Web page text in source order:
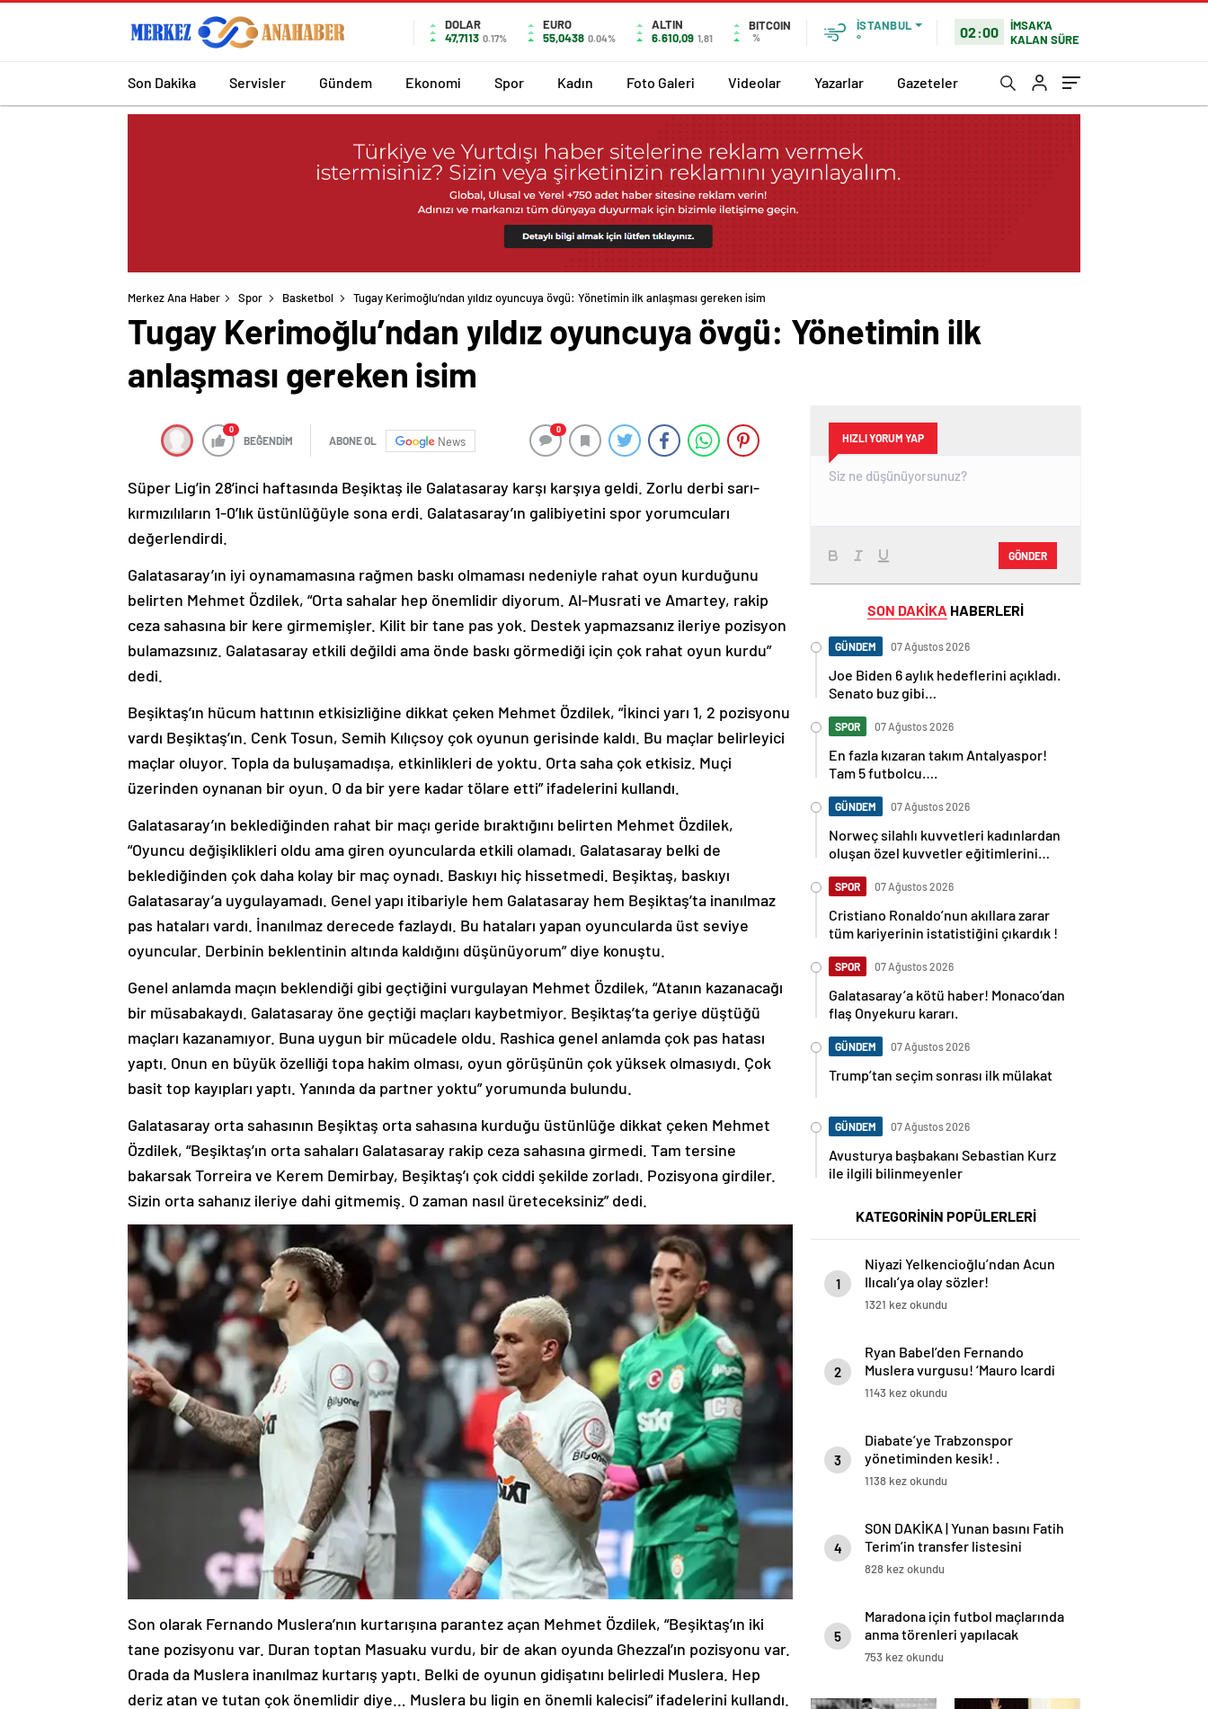
DOLAR
47,7113 0.17%
EURO
55,0438 0.04%
ALTIN
6.610,09 1,81
BITCOIN
%
İSTANBUL
°
02:00
İMSAK'A
KALAN SÜRE
Son Dakika Servisler Gündem Ekonomi Spor Kadın Foto Galeri Videolar Yazarlar Gazeteler
Merkez Ana Haber Spor Basketbol Tugay Kerimoğlu’ndan yıldız oyuncuya övgü: Yönetimin ilk anlaşması gereken isim
Tugay Kerimoğlu’ndan yıldız oyuncuya övgü: Yönetimin ilk
anlaşması gereken isim
0
BEĞENDİM ABONE OL News
0
Süper Lig’in 28’inci haftasında Beşiktaş ile Galatasaray karşı karşıya geldi. Zorlu derbi sarı-
kırmızılıların 1-0’lık üstünlüğüyle sona erdi. Galatasaray’ın galibiyetini spor yorumcuları
değerlendirdi.
Galatasaray’ın iyi oynamamasına rağmen baskı olmaması nedeniyle rahat oyun kurduğunu
belirten Mehmet Özdilek, “Orta sahalar hep önemlidir diyorum. Al-Musrati ve Amartey, rakip
ceza sahasına bir kere girmemişler. Kilit bir tane pas yok. Destek yapmazsanız ileriye pozisyon
bulamazsınız. Galatasaray etkili değildi ama önde baskı görmediği için çok rahat oyun kurdu”
dedi.
Beşiktaş’ın hücum hattının etkisizliğine dikkat çeken Mehmet Özdilek, “İkinci yarı 1, 2 pozisyonu
vardı Beşiktaş’ın. Cenk Tosun, Semih Kılıçsoy çok oyunun gerisinde kaldı. Bu maçlar belirleyici
maçlar oluyor. Topla da buluşamadışa, etkinlikleri de yoktu. Orta saha çok etkisiz. Muçi
üzerinden oynanan bir oyun. O da bir yere kadar tölare etti” ifadelerini kullandı.
Galatasaray’ın beklediğinden rahat bir maçı geride bıraktığını belirten Mehmet Özdilek,
“Oyuncu değişiklikleri oldu ama giren oyuncularda etkili olamadı. Galatasaray belki de
beklediğinden çok daha kolay bir maç oynadı. Baskıyı hiç hissetmedi. Beşiktaş, baskıyı
Galatasaray’a uygulayamadı. Genel yapı itibariyle hem Galatasaray hem Beşiktaş’ta inanılmaz
pas hataları vardı. İnanılmaz derecede fazlaydı. Bu hataları yapan oyuncularda üst seviye
oyuncular. Derbinin beklentinin altında kaldığını düşünüyorum” diye konuştu.
Genel anlamda maçın beklendiği gibi geçtiğini vurgulayan Mehmet Özdilek, “Atanın kazanacağı
bir müsabakaydı. Galatasaray öne geçtiği maçları kaybetmiyor. Beşiktaş’ta geriye düştüğü
maçları kazanamıyor. Buna uygun bir mücadele oldu. Rashica genel anlamda çok pas hatası
yaptı. Onun en büyük özelliği topa hakim olması, oyun görüşünün çok yüksek olmasıydı. Çok
basit top kayıpları yaptı. Yanında da partner yoktu” yorumunda bulundu.
Galatasaray orta sahasının Beşiktaş orta sahasına kurduğu üstünlüğe dikkat çeken Mehmet
Özdilek, “Beşiktaş’ın orta sahaları Galatasaray rakip ceza sahasına girmedi. Tam tersine
bakarsak Torreira ve Kerem Demirbay, Beşiktaş’ı çok ciddi şekilde zorladı. Pozisyona girdiler.
Sizin orta sahanız ileriye dahi gitmemiş. O zaman nasıl üreteceksiniz” dedi.
Son olarak Fernando Muslera’nın kurtarışına parantez açan Mehmet Özdilek, “Beşiktaş’ın iki
tane pozisyonu var. Duran toptan Masuaku vurdu, bir de akan oyunda Ghezzal’ın pozisyonu var.
Orada da Muslera inanılmaz kurtarış yaptı. Belki de oyunun gidişatını belirledi Muslera. Hep
deriz atan ve tutan çok önemlidir diye… Muslera bu ligin en önemli kalecisi” ifadelerini kullandı.
HIZLI YORUM YAP
GÖNDER
SON DAKİKA HABERLERİ
GÜNDEM 07 Ağustos 2026
Joe Biden 6 aylık hedeflerini açıkladı.
Senato buz gibi…
SPOR 07 Ağustos 2026
En fazla kızaran takım Antalyaspor!
Tam 5 futbolcu….
GÜNDEM 07 Ağustos 2026
Norweç silahlı kuvvetleri kadınlardan
oluşan özel kuvvetler eğitimlerini
SPOR 07 Ağustos 2026
Cristiano Ronaldo’nun akıllara zarar
tüm kariyerinin istatistiğini çıkardık !
SPOR 07 Ağustos 2026
Galatasaray’a kötü haber! Monaco’dan
flaş Onyekuru kararı.
GÜNDEM 07 Ağustos 2026
Trump’tan seçim sonrası ilk mülakat
GÜNDEM 07 Ağustos 2026
Avusturya başbakanı Sebastian Kurz
ile ilgili bilinmeyenler
KATEGORİNİN POPÜLERLERİ
1
Niyazi Yelkencioğlu’ndan Acun
Ilıcalı’ya olay sözler!
1321 kez okundu
2
Ryan Babel’den Fernando
Muslera vurgusu! ‘Mauro Icardi
her zaman gol atmak ister’
1143 kez okundu
3
Diabate’ye Trabzonspor
yönetiminden kesik! .
1138 kez okundu
4
SON DAKİKA | Yunan basını Fatih
Terim’in transfer listesini
duyurdu! Galatasaray detayı
828 kez okundu
5
Maradona için futbol maçlarında
anma törenleri yapılacak
753 kez okundu